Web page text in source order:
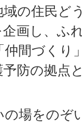
の住民ど
画し、ふ
仲間づくり
防の拠点
の場をのぞ